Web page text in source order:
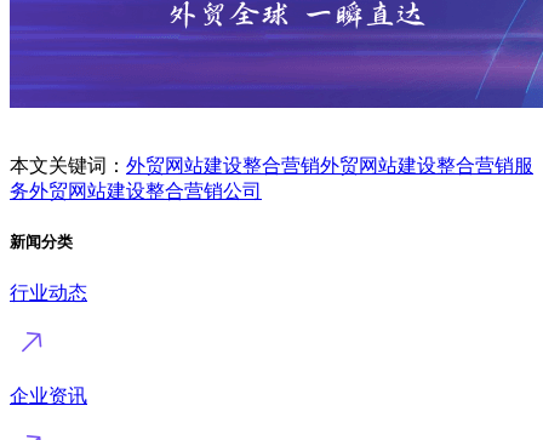
本文关键词： 外贸网站建设整合营销外贸网站建设整合营销服
务外贸网站建设整合营销公司
新闻分类
行业动态
企业资讯